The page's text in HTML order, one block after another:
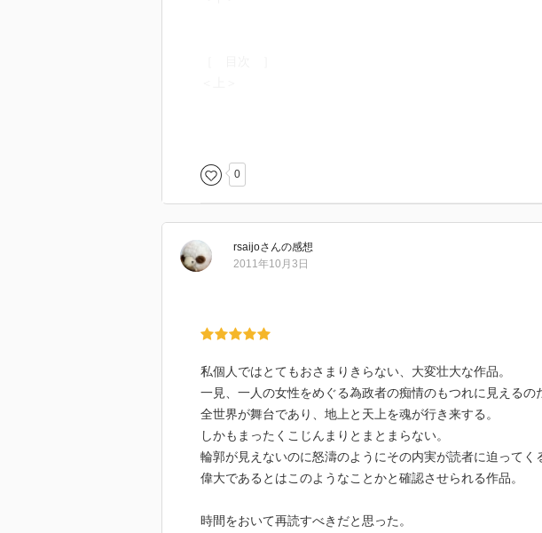
［ 結論 ］
［ コメント ］
［ 読了した日 ］
0
rsaijoさんの感想
2011年10月3日
私個人ではとてもおさまりきらない、大変壮大な作品。
一見、一人の女性をめぐる為政者の痴情のもつれに見えるの
全世界が舞台であり、地上と天上を魂が行き来する。
しかもまったくこじんまりとまとまらない。
輪郭が見えないのに怒濤のようにその内実が読者に迫ってく
偉大であるとはこのようなことかと確認させられる作品。
時間をおいて再読すべきだと思った。